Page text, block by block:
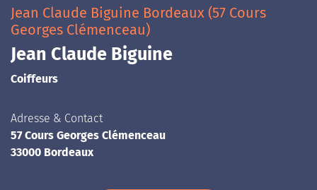
Jean Claude Biguine Bordeaux (57 Cours
Georges Clémenceau)
Jean Claude Biguine
Coiffeurs
Adresse & Contact
57 Cours Georges Clémenceau
33000 Bordeaux